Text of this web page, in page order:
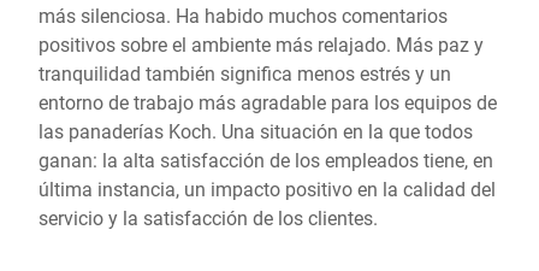
más silenciosa. Ha habido muchos comentarios
positivos sobre el ambiente más relajado. Más paz y
tranquilidad también significa menos estrés y un
entorno de trabajo más agradable para los equipos de
las panaderías Koch. Una situación en la que todos
ganan: la alta satisfacción de los empleados tiene, en
última instancia, un impacto positivo en la calidad del
servicio y la satisfacción de los clientes.